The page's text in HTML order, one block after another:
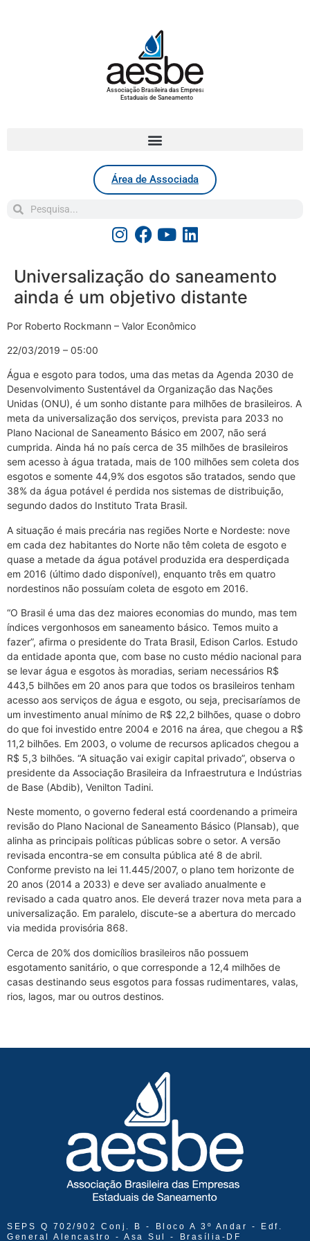
Associação Brasileira das Empresas
Estaduais de Saneamento
Área de Associada
Universalização do saneamento
ainda é um objetivo distante
Por Roberto Rockmann – Valor Econômico
22/03/2019 – 05:00
Água e esgoto para todos, uma das metas da Agenda 2030 de
Desenvolvimento Sustentável da Organização das Nações
Unidas (ONU), é um sonho distante para milhões de brasileiros. A
meta da universalização dos serviços, prevista para 2033 no
Plano Nacional de Saneamento Básico em 2007, não será
cumprida. Ainda há no país cerca de 35 milhões de brasileiros
sem acesso à água tratada, mais de 100 milhões sem coleta dos
esgotos e somente 44,9% dos esgotos são tratados, sendo que
38% da água potável é perdida nos sistemas de distribuição,
segundo dados do Instituto Trata Brasil.
A situação é mais precária nas regiões Norte e Nordeste: nove
em cada dez habitantes do Norte não têm coleta de esgoto e
quase a metade da água potável produzida era desperdiçada
em 2016 (último dado disponível), enquanto três em quatro
nordestinos não possuíam coleta de esgoto em 2016.
“O Brasil é uma das dez maiores economias do mundo, mas tem
índices vergonhosos em saneamento básico. Temos muito a
fazer”, afirma o presidente do Trata Brasil, Edison Carlos. Estudo
da entidade aponta que, com base no custo médio nacional para
se levar água e esgotos às moradias, seriam necessários R$
443,5 bilhões em 20 anos para que todos os brasileiros tenham
acesso aos serviços de água e esgoto, ou seja, precisaríamos de
um investimento anual mínimo de R$ 22,2 bilhões, quase o dobro
do que foi investido entre 2004 e 2016 na área, que chegou a R$
11,2 bilhões. Em 2003, o volume de recursos aplicados chegou a
R$ 5,3 bilhões. “A situação vai exigir capital privado”, observa o
presidente da Associação Brasileira da Infraestrutura e Indústrias
de Base (Abdib), Venilton Tadini.
Neste momento, o governo federal está coordenando a primeira
revisão do Plano Nacional de Saneamento Básico (Plansab), que
alinha as principais políticas públicas sobre o setor. A versão
revisada encontra-se em consulta pública até 8 de abril.
Conforme previsto na lei 11.445/2007, o plano tem horizonte de
20 anos (2014 a 2033) e deve ser avaliado anualmente e
revisado a cada quatro anos. Ele deverá trazer nova meta para a
universalização. Em paralelo, discute-se a abertura do mercado
via medida provisória 868.
Cerca de 20% dos domicílios brasileiros não possuem
esgotamento sanitário, o que corresponde a 12,4 milhões de
casas destinando seus esgotos para fossas rudimentares, valas,
rios, lagos, mar ou outros destinos.
SEPS Q 702/902 Conj. B - Bloco A 3º Andar - Edf.
General Alencastro - Asa Sul - Brasília-DF